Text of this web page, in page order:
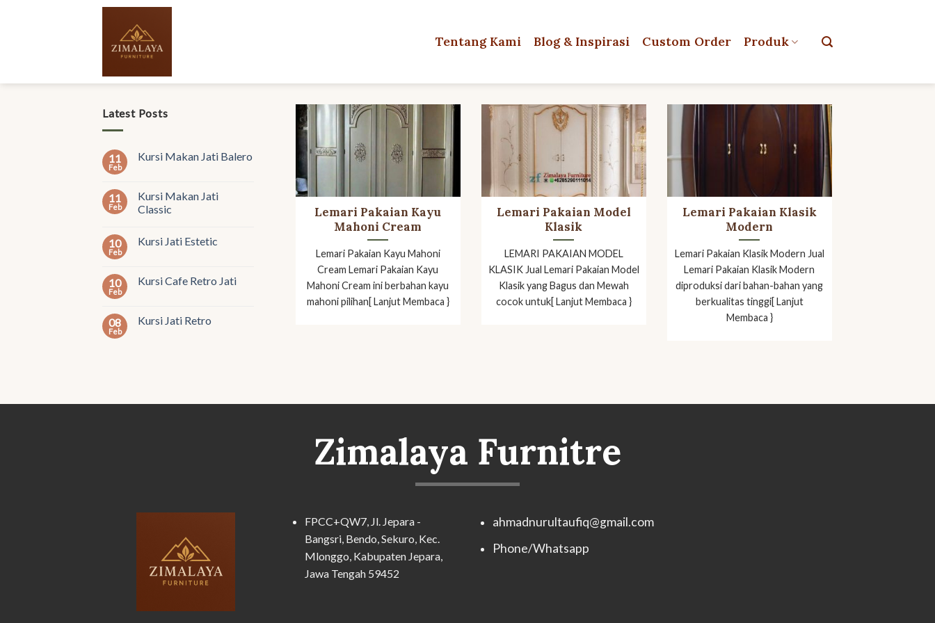
Tentang Kami Blog & Inspirasi Custom Order Produk
Latest Posts
11
Feb
Kursi Makan Jati Balero
11
Feb
Kursi Makan Jati
Classic
10
Feb
Kursi Jati Estetic
10
Feb
Kursi Cafe Retro Jati
08
Feb
Kursi Jati Retro
Lemari Pakaian Kayu
Mahoni Cream
Lemari Pakaian Kayu Mahoni
Cream Lemari Pakaian Kayu
Mahoni Cream ini berbahan kayu
mahoni pilihan[ Lanjut Membaca }
Lemari Pakaian Model
Klasik
LEMARI PAKAIAN MODEL
KLASIK Jual Lemari Pakaian Model
Klasik yang Bagus dan Mewah
cocok untuk[ Lanjut Membaca }
Lemari Pakaian Klasik
Modern
Lemari Pakaian Klasik Modern Jual
Lemari Pakaian Klasik Modern
diproduksi dari bahan-bahan yang
berkualitas tinggi[ Lanjut
Membaca }
Zimalaya Furnitre
FPCC+QW7, Jl. Jepara -
Bangsri, Bendo, Sekuro, Kec.
Mlonggo, Kabupaten Jepara,
Jawa Tengah 59452
ahmadnurultaufiq@gmail.com
Phone/Whatsapp